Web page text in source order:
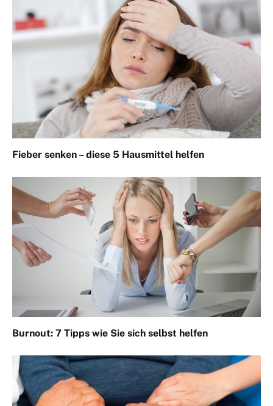
Fieber senken – diese 5 Hausmittel helfen
Burnout: 7 Tipps wie Sie sich selbst helfen